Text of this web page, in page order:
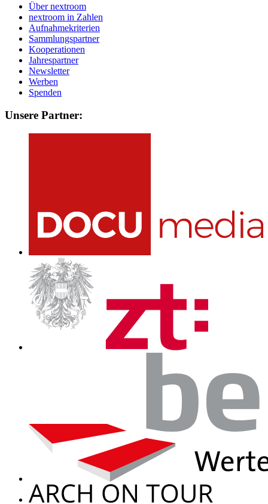
Über nextroom
nextroom in Zahlen
Aufnahmekriterien
Sammlungspartner
Kooperationen
Jahrespartner
Newsletter
Werben
Spenden
Unsere Partner: